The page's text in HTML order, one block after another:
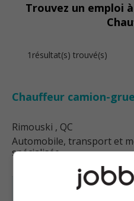
Trouvez un emploi
1résultat(s) trouvé(s)
Chauffeur camion-
Rimouski , QC
Automobile, transport et
spécialisée